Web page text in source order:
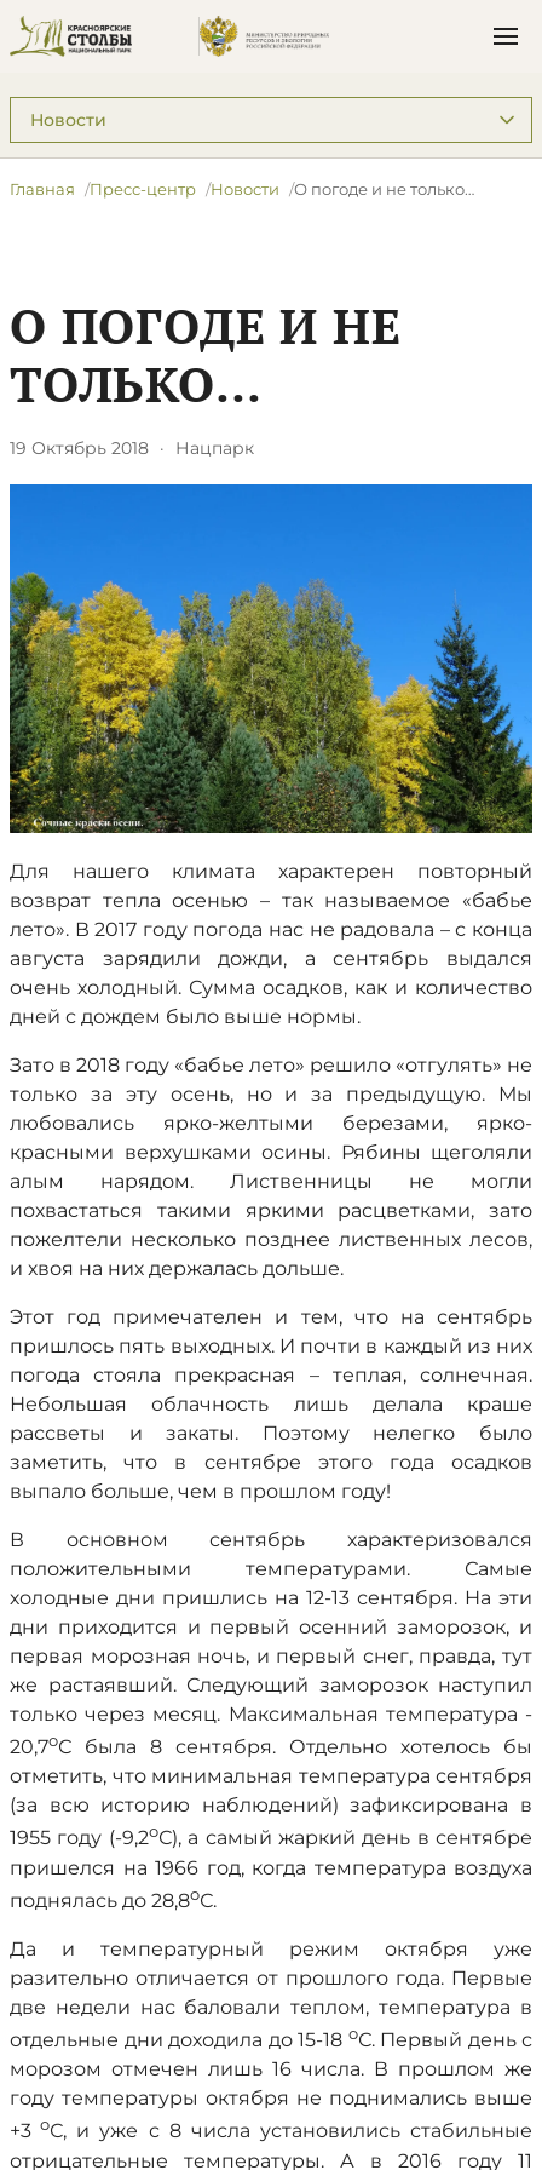
Подразделы: Пресс-центр
Главная Пресс-центр Новости О погоде и не только…
О ПОГОДЕ И НЕ
ТОЛЬКО…
19 Октябрь 2018 · Нацпарк
Для нашего климата характерен повторный
возврат тепла осенью – так называемое «бабье
лето». В 2017 году погода нас не радовала – с конца
августа зарядили дожди, а сентябрь выдался
очень холодный. Сумма осадков, как и количество
дней с дождем было выше нормы.
Зато в 2018 году «бабье лето» решило «отгулять» не
только за эту осень, но и за предыдущую. Мы
любовались ярко-желтыми березами, ярко-
красными верхушками осины. Рябины щеголяли
алым нарядом. Лиственницы не могли
похвастаться такими яркими расцветками, зато
пожелтели несколько позднее лиственных лесов,
и хвоя на них держалась дольше.
Этот год примечателен и тем, что на сентябрь
пришлось пять выходных. И почти в каждый из них
погода стояла прекрасная – теплая, солнечная.
Небольшая облачность лишь делала краше
рассветы и закаты. Поэтому нелегко было
заметить, что в сентябре этого года осадков
выпало больше, чем в прошлом году!
В основном сентябрь характеризовался
положительными температурами. Самые
холодные дни пришлись на 12-13 сентября. На эти
дни приходится и первый осенний заморозок, и
первая морозная ночь, и первый снег, правда, тут
же растаявший. Следующий заморозок наступил
только через месяц. Максимальная температура -
20,7оС была 8 сентября. Отдельно хотелось бы
отметить, что минимальная температура сентября
(за всю историю наблюдений) зафиксирована в
1955 году (-9,2оС), а самый жаркий день в сентябре
пришелся на 1966 год, когда температура воздуха
поднялась до 28,8оС.
Да и температурный режим октября уже
разительно отличается от прошлого года. Первые
две недели нас баловали теплом, температура в
отдельные дни доходила до 15-18 оС. Первый день с
морозом отмечен лишь 16 числа. В прошлом же
году температуры октября не поднимались выше
+3 оС, и уже с 8 числа установились стабильные
отрицательные температуры. А в 2016 году 11